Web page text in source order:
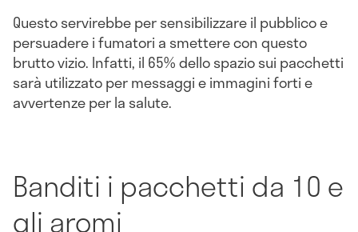
Questo servirebbe per sensibilizzare il pubblico e
persuadere i fumatori a smettere con questo
brutto vizio. Infatti, il 65% dello spazio sui pacchetti
sarà utilizzato per messaggi e immagini forti e
avvertenze per la salute.
Banditi i pacchetti da 10 e
gli aromi